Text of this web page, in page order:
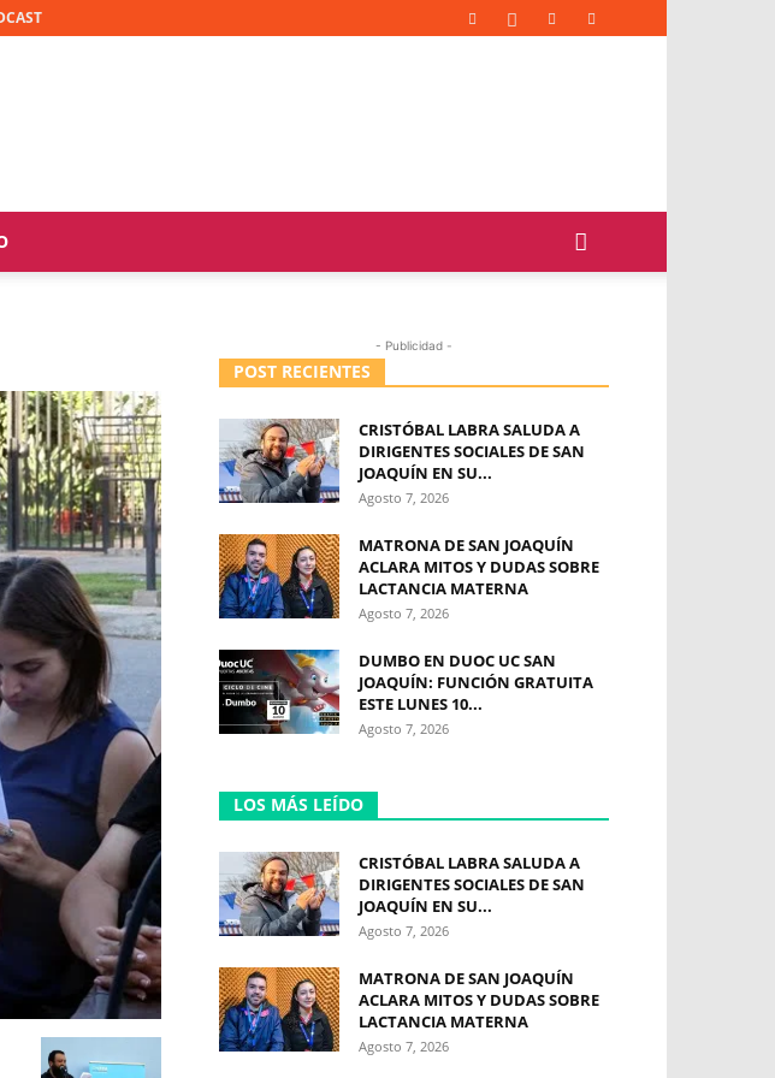
- Publicidad -
POST RECIENTES
CRISTÓBAL LABRA SALUDA A
DIRIGENTES SOCIALES DE SAN
JOAQUÍN EN SU...
Agosto 7, 2026
MATRONA DE SAN JOAQUÍN
ACLARA MITOS Y DUDAS SOBRE
LACTANCIA MATERNA
Agosto 7, 2026
DUMBO EN DUOC UC SAN
JOAQUÍN: FUNCIÓN GRATUITA
ESTE LUNES 10...
Agosto 7, 2026
LOS MÁS LEÍDO
CRISTÓBAL LABRA SALUDA A
DIRIGENTES SOCIALES DE SAN
JOAQUÍN EN SU...
Agosto 7, 2026
MATRONA DE SAN JOAQUÍN
ACLARA MITOS Y DUDAS SOBRE
LACTANCIA MATERNA
Agosto 7, 2026